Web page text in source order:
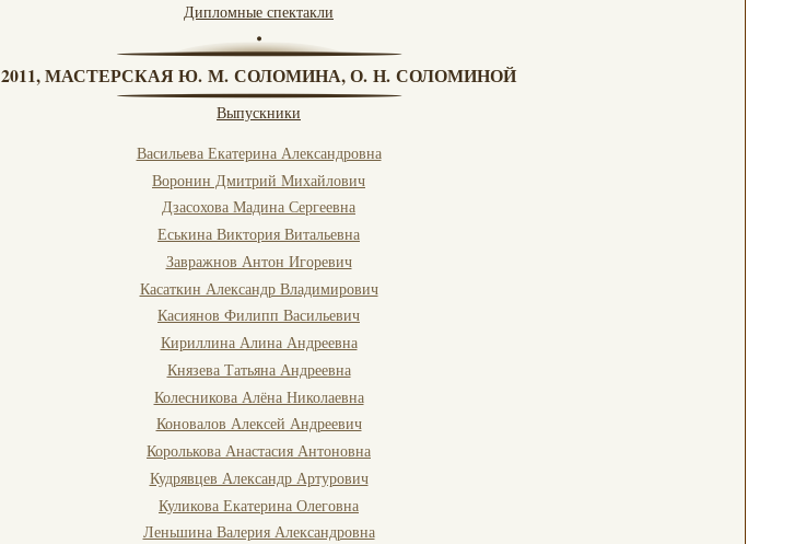
Дипломные спектакли
2011, МАСТЕРСКАЯ Ю. М. СОЛОМИНА, О. Н. СОЛОМИНОЙ
Выпускники
Васильева Екатерина Александровна
Воронин Дмитрий Михайлович
Дзасохова Мадина Сергеевна
Еськина Виктория Витальевна
Завражнов Антон Игоревич
Касаткин Александр Владимирович
Касиянов Филипп Васильевич
Кириллина Алина Андреевна
Князева Татьяна Андреевна
Колесникова Алёна Николаевна
Коновалов Алексей Андреевич
Королькова Анастасия Антоновна
Кудрявцев Александр Артурович
Куликова Екатерина Олеговна
Леньшина Валерия Александровна